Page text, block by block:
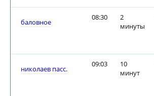
баловное
08:30
2
минуты
николаев пасс.
09:03
10
минут